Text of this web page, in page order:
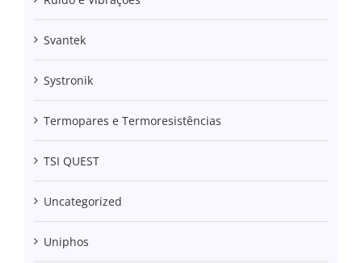
Svantek
Systronik
Termopares e Termoresistências
TSI QUEST
Uncategorized
Uniphos